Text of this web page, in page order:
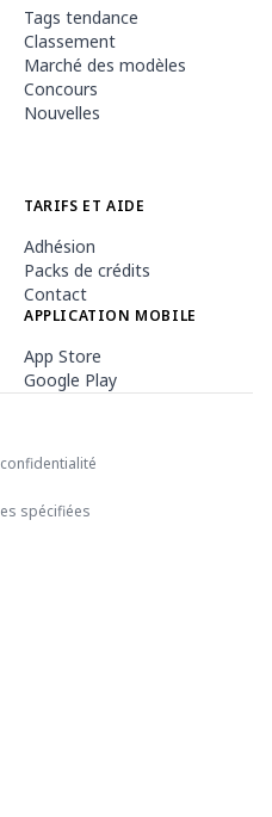
Tags tendance
Classement
Marché des modèles
Concours
Nouvelles
TARIFS ET AIDE
Adhésion
Packs de crédits
Contact
APPLICATION MOBILE
App Store
Google Play
spécifiées